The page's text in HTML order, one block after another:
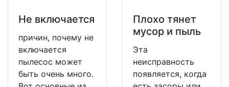
Не включается
причин, почему не
включается
пылесос может
быть очень много.
Плохо тянет
мусор и пыль
Эта
неисправность
появляется, когда